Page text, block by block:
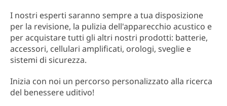
I nostri esperti saranno sempre a tua disposizione
per la revisione, la pulizia dell'apparecchio acustico e
per acquistare tutti gli altri nostri prodotti: batterie,
accessori, cellulari amplificati, orologi, sveglie e
sistemi di sicurezza.
Inizia con noi un percorso personalizzato alla ricerca
del benessere uditivo!